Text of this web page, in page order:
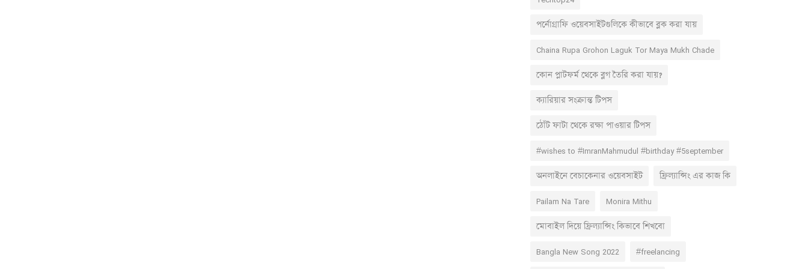
পর্নোগ্রাফি ওয়েবসাইটগুলিকে কীভাবে ব্লক করা যায়
Chaina Rupa Grohon Laguk Tor Maya Mukh Chade
কোন প্লাটফর্ম থেকে ব্লগ তৈরি করা যায়?
ক্যারিয়ার সংক্রান্ত টিপস
ঠোঁট ফাটা থেকে রক্ষা পাওয়ার টিপস
#wishes to #ImranMahmudul #birthday #5september
অনলাইনে বেচাকেনার ওয়েবসাইট ফ্রিল্যান্সিং এর কাজ কি
Pailam Na Tare Monira Mithu
মোবাইল দিয়ে ফ্রিল্যান্সিং কিভাবে শিখবো
Bangla New Song 2022 #freelancing